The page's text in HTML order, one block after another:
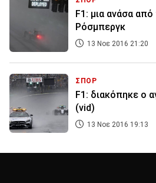
F1: μια ανάσα από
Ρόσμπεργκ
13 Νοε 2016 21:20
ΣΠΟΡ
F1: διακόπηκε ο
(vid)
13 Νοε 2016 19:13